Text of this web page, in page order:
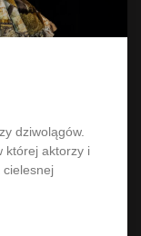
dziwolągów.
której aktorzy i
cielesnej